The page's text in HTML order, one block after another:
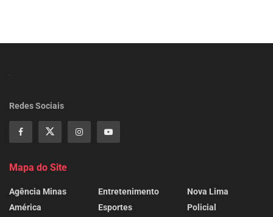
Redes Sociais
Mapa do Site
Agência Minas
América
Entretenimento
Esportes
Nova Lima
Policial